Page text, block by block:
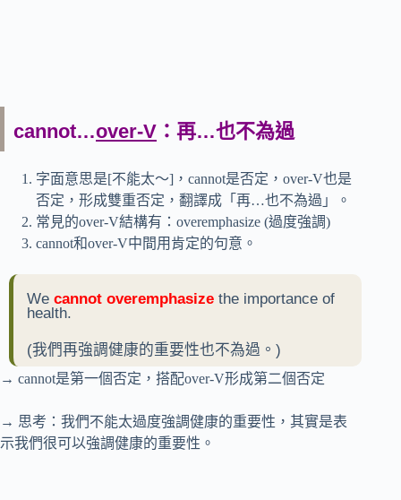
cannot…over-V ：再…也不為過
字面意思是[不能太～]，cannot是否定，over-V也是
否定，形成雙重否定，翻譯成「再…也不為過」。
常見的over-V結構有：overemphasize (過度強調)
cannot和over-V中間用肯定的句意。
We cannot overemphasize the importance of
health.
(我們再強調健康的重要性也不為過。)
→ cannot是第一個否定，搭配over-V形成第二個否定
→ 思考：我們不能太過度強調健康的重要性，其實是表
示我們很可以強調健康的重要性。